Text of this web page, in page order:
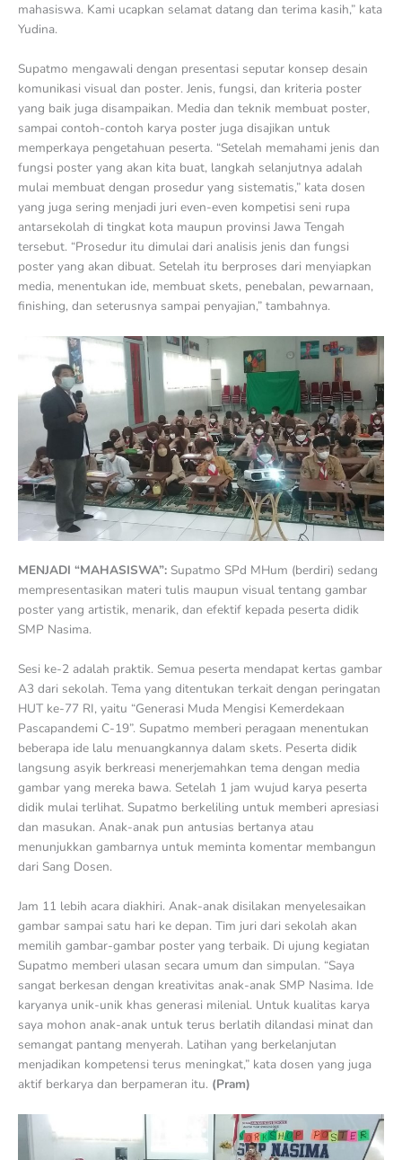
mahasiswa. Kami ucapkan selamat datang dan terima kasih,” kata
Yudina.
Supatmo mengawali dengan presentasi seputar konsep desain
komunikasi visual dan poster. Jenis, fungsi, dan kriteria poster
yang baik juga disampaikan. Media dan teknik membuat poster,
sampai contoh-contoh karya poster juga disajikan untuk
memperkaya pengetahuan peserta. “Setelah memahami jenis dan
fungsi poster yang akan kita buat, langkah selanjutnya adalah
mulai membuat dengan prosedur yang sistematis,” kata dosen
yang juga sering menjadi juri even-even kompetisi seni rupa
antarsekolah di tingkat kota maupun provinsi Jawa Tengah
tersebut. “Prosedur itu dimulai dari analisis jenis dan fungsi
poster yang akan dibuat. Setelah itu berproses dari menyiapkan
media, menentukan ide, membuat skets, penebalan, pewarnaan,
finishing, dan seterusnya sampai penyajian,” tambahnya.
MENJADI “MAHASISWA”: Supatmo SPd MHum (berdiri) sedang
mempresentasikan materi tulis maupun visual tentang gambar
poster yang artistik, menarik, dan efektif kepada peserta didik
SMP Nasima.
Sesi ke-2 adalah praktik. Semua peserta mendapat kertas gambar
A3 dari sekolah. Tema yang ditentukan terkait dengan peringatan
HUT ke-77 RI, yaitu “Generasi Muda Mengisi Kemerdekaan
Pascapandemi C-19”. Supatmo memberi peragaan menentukan
beberapa ide lalu menuangkannya dalam skets. Peserta didik
langsung asyik berkreasi menerjemahkan tema dengan media
gambar yang mereka bawa. Setelah 1 jam wujud karya peserta
didik mulai terlihat. Supatmo berkeliling untuk memberi apresiasi
dan masukan. Anak-anak pun antusias bertanya atau
menunjukkan gambarnya untuk meminta komentar membangun
dari Sang Dosen.
Jam 11 lebih acara diakhiri. Anak-anak disilakan menyelesaikan
gambar sampai satu hari ke depan. Tim juri dari sekolah akan
memilih gambar-gambar poster yang terbaik. Di ujung kegiatan
Supatmo memberi ulasan secara umum dan simpulan. “Saya
sangat berkesan dengan kreativitas anak-anak SMP Nasima. Ide
karyanya unik-unik khas generasi milenial. Untuk kualitas karya
saya mohon anak-anak untuk terus berlatih dilandasi minat dan
semangat pantang menyerah. Latihan yang berkelanjutan
menjadikan kompetensi terus meningkat,” kata dosen yang juga
aktif berkarya dan berpameran itu. (Pram)